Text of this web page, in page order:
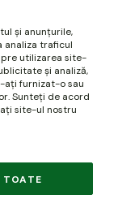
și anunțurile,
analiza traficul
utilizarea site-
și analiză,
ați furnizat-o sau
Sunteți de acord
site-ul nostru
TOATE